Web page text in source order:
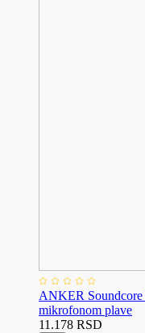
ANKER
mikrofonom plave
11.178 RSD